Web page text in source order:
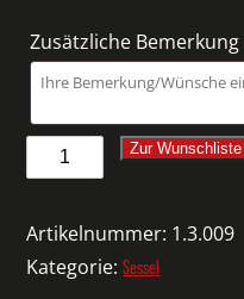
Zusätzliche Bemerkung
Sessel
Catifa
schwarz
Zur
Artikelnummer: 1.3.009
Kategorie:Sessel